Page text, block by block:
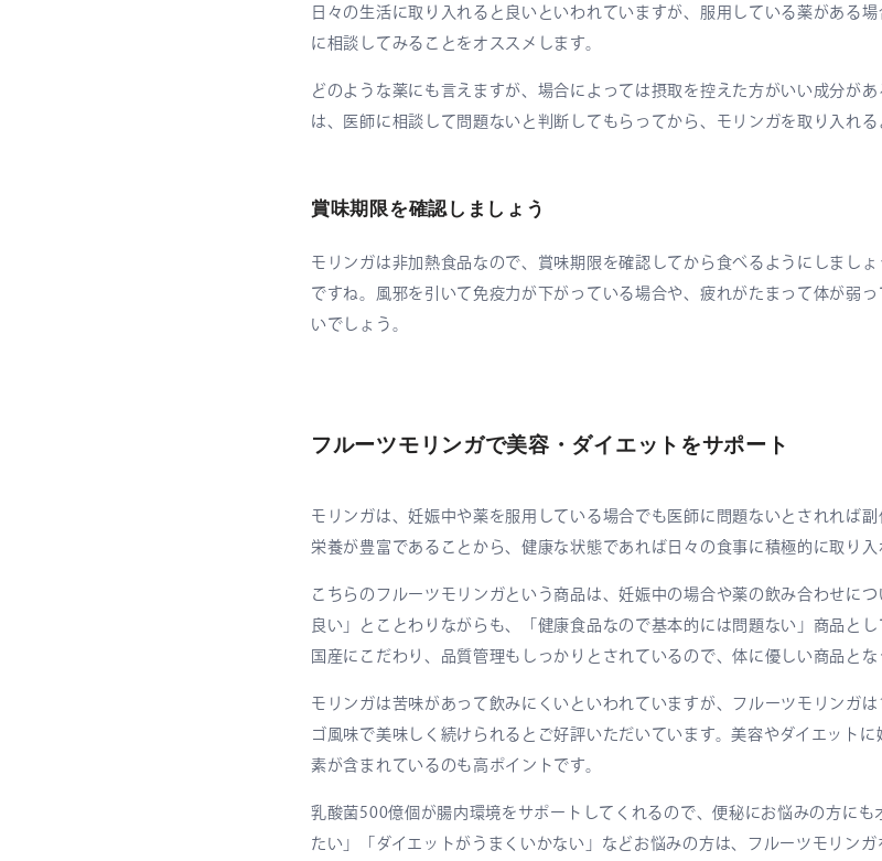
日々の生活に取り入れると良いといわれていますが、服用している薬がある
に相談してみることをオススメします。
どのような薬にも言えますが、場合によっては摂取を控えた方がいい成分が
は、医師に相談して問題ないと判断してもらってから、モリンガを取り入れる
賞味期限を確認しましょう
モリンガは非加熱食品なので、賞味期限を確認してから食べるようにしまし
ですね。風邪を引いて免疫力が下がっている場合や、疲れがたまって体が弱
いでしょう。
フルーツモリンガで美容・ダイエットをサポート
モリンガは、妊娠中や薬を服用している場合でも医師に問題ないとされれば副
栄養が豊富であることから、健康な状態であれば日々の食事に積極的に取り入
こちらのフルーツモリンガという商品は、妊娠中の場合や薬の飲み合わせに
良い」とことわりながらも、「健康食品なので基本的には問題ない」商品と
国産にこだわり、品質管理もしっかりとされているので、体に優しい商品とな
モリンガは苦味があって飲みにくいといわれていますが、フルーツモリンガ
ゴ風味で美味しく続けられるとご好評いただいています。美容やダイエット
素が含まれているのも高ポイントです。
乳酸菌500億個が腸内環境をサポートしてくれるので、便秘にお悩みの方に
たい」「ダイエットがうまくいかない」などお悩みの方は、フルーツモリンガ